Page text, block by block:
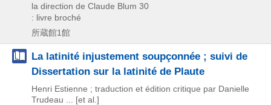
la direction de Claude Blum 30
: livre broché
所蔵館1館
La latinité injustement soupçonnée ; suivi de
Dissertation sur la latinité de Plaute
Henri Estienne ; traduction et édition critique par Danielle
Trudeau ... [et al.]